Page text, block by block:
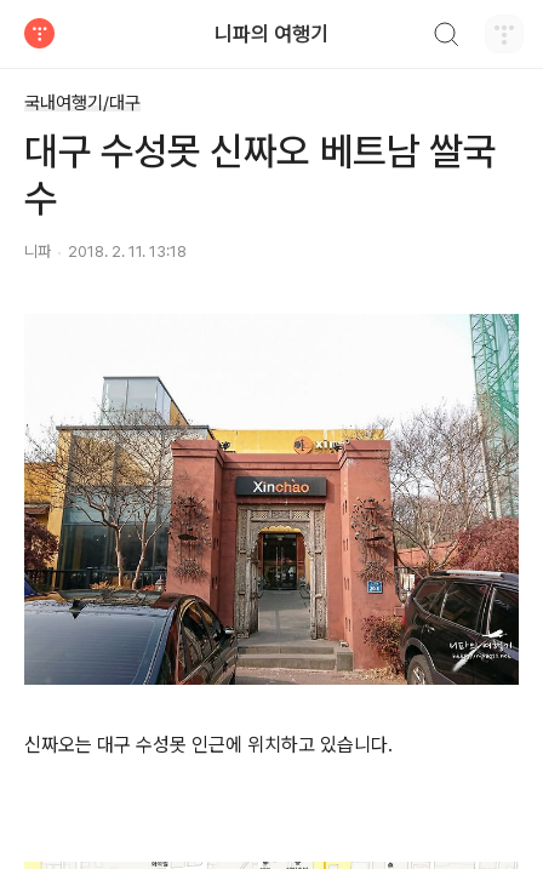
니파의 여행기
국내여행기/대구
대구 수성못 신짜오 베트남 쌀국
수
니파 2018. 2. 11. 13:18
신짜오는 대구 수성못 인근에 위치하고 있습니다.